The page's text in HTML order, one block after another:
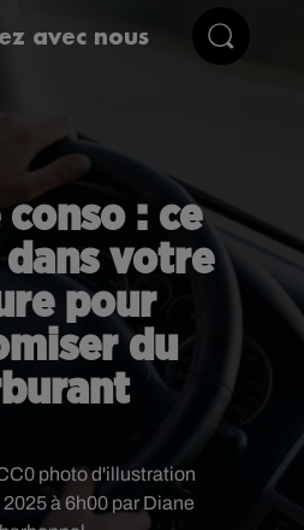
avec nous
conso : ce
dans votre
pour
du
à 6h00 par Diane
photo d'illustration